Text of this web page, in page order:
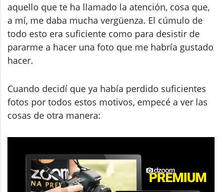
aquello que te ha llamado la atención, cosa que,
a mí, me daba mucha vergüenza. El cúmulo de
todo esto era suficiente como para desistir de
pararme a hacer una foto que me habría gustado
hacer.
Cuando decidí que ya había perdido suficientes
fotos por todos estos motivos, empecé a ver las
cosas de otra manera: